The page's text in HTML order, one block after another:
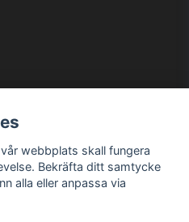
webbplats skall fungera
Bekräfta ditt samtycke
alla eller anpassa via